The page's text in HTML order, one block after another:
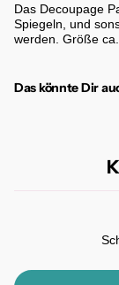
Das Decoupage
Spiegeln, und
werden. Größe
Das könnte Dir